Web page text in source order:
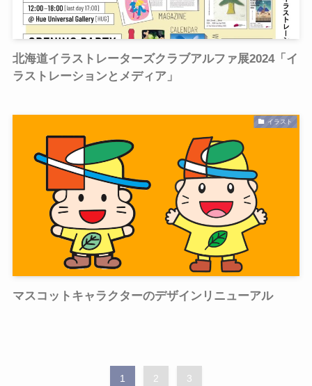
北海道イラストレーターズクラブアルファ展2024「イ
ラストレーションとメディア」
イラスト
マスコットキャラクターのデザインリニューアル
1 2 3